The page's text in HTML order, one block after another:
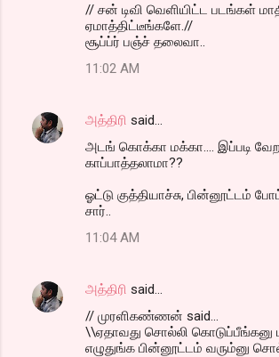
// சன் டிவி வெளியிட்ட படங்கள்
ஏமாத்திட்டீங்களே.//
சூப்ப்ர் பஞ்ச் தலைவா..
11:02 AM
அத்திரி said…
அடங் கொக்கா மக்கா.... இப்படி
காப்பாத்தலாமா??
ஓட்டு குத்தியாச்சு, பின்னூட்டம்
சார்..
11:04 AM
அத்திரி said…
// முரளிகண்ணன் said...
\\ஏதாவது சொல்லி கொடுப்பீங்கனு
எழுதுங்க பின்னூட்டம் வரும்னு